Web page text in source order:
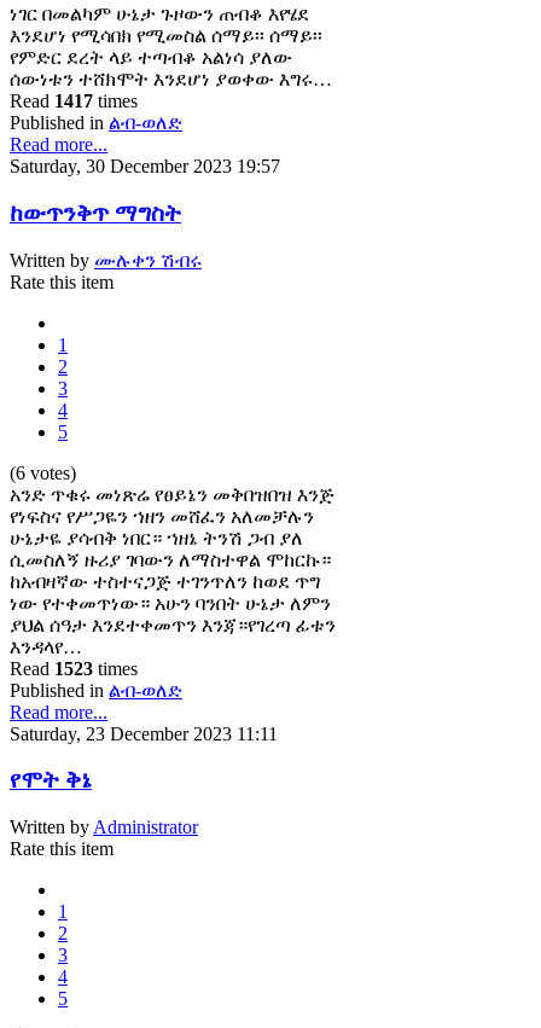
ነገር በመልካም ሁኔታ ጉዞውን ጠብቆ እየሄደ
እንደሆነ የሚሳበክ የሚመስል ሰማይ፡፡ ሰማይ፡፡
የምድር ደረት ላይ ተጣብቆ አልነሳ ያለው
ሰውነቱን ተሸክሞት እንደሆነ ያወቀው እግሩ…
Read 1417 times
Published in ልብ-ወለድ
Read more...
Saturday, 30 December 2023 19:57
ከውጥንቅጥ ማግስት
Written by ሙሉቀን ሽብሩ
Rate this item
1
2
3
4
5
(6 votes)
አንድ ጥቁሩ መነጽሬ የፀይኔን መቅበዝበዝ እንጅ
የነፍስና የሥጋዬን ኀዘን መሸፈን አለመቻሉን
ሁኔታዬ ያሳብቅ ነበር። ኀዘኔ ትንሽ ጋብ ያለ
ሲመስለኝ ዙሪያ ገባውን ለማስተዋል ሞከርኩ።
ከአብዛኛው ተስተናጋጅ ተገንጥለን ከወደ ጥግ
ነው የተቀመጥነው። አሁን ባንበት ሁኔታ ለምን
ያህል ሰዓታ እንደተቀመጥን እንጃ።የገረጣ ፊቱን
እንዳላየ…
Read 1523 times
Published in ልብ-ወለድ
Read more...
Saturday, 23 December 2023 11:11
የሞት ቅኔ
Written by Administrator
Rate this item
1
2
3
4
5